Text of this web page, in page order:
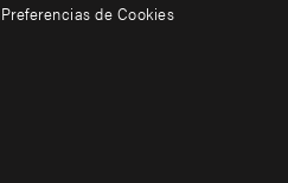
Preferencias de Cookies